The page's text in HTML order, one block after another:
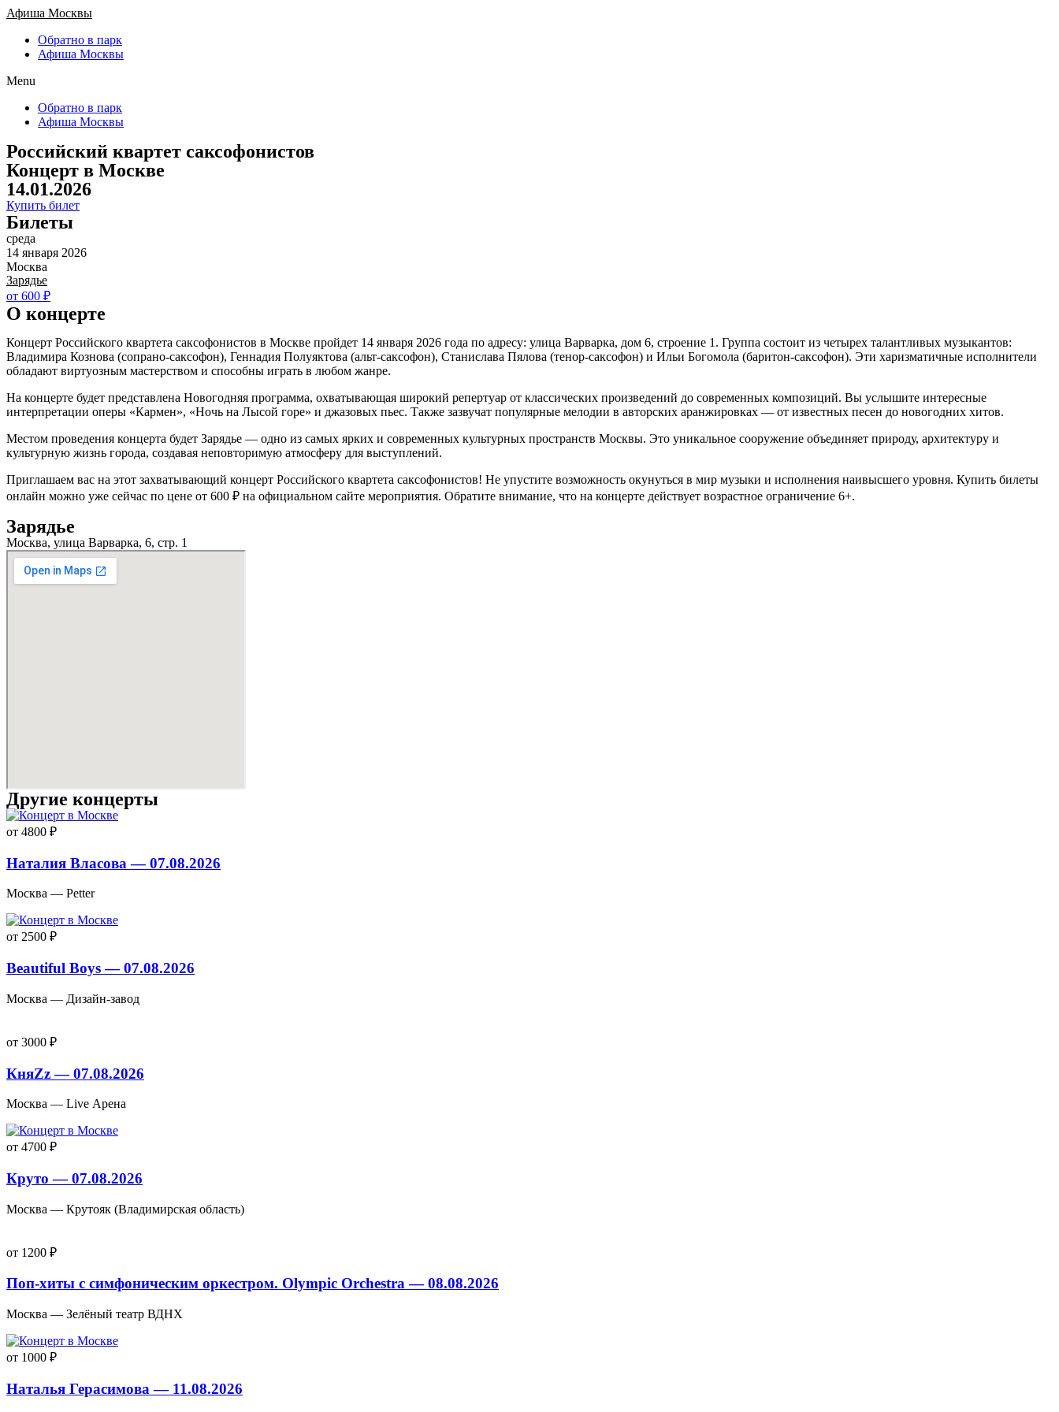
Афиша Москвы
Обратно в парк
Афиша Москвы
Menu
Обратно в парк
Афиша Москвы
Российский квартет саксофонистов
Концерт в Москве
14.01.2026
Купить билет
Билеты
среда
14 января 2026
Москва
Зарядье
от 600 ₽
О концерте
Концерт Российского квартета саксофонистов в Москве пройдет 14 января 2026 года по адресу: улица Варварка, дом 6, строение 1. Группа состоит из четырех талантливых музыкантов:
Владимира Кознова (сопрано-саксофон), Геннадия Полуяктова (альт-саксофон), Станислава Пялова (тенор-саксофон) и Ильи Богомола (баритон-саксофон). Эти харизматичные исполнители
обладают виртуозным мастерством и способны играть в любом жанре.
На концерте будет представлена Новогодняя программа, охватывающая широкий репертуар от классических произведений до современных композиций. Вы услышите интересные
интерпретации оперы «Кармен», «Ночь на Лысой горе» и джазовых пьес. Также зазвучат популярные мелодии в авторских аранжировках — от известных песен до новогодних хитов.
Местом проведения концерта будет Зарядье — одно из самых ярких и современных культурных пространств Москвы. Это уникальное сооружение объединяет природу, архитектуру и
культурную жизнь города, создавая неповторимую атмосферу для выступлений.
Приглашаем вас на этот захватывающий концерт Российского квартета саксофонистов! Не упустите возможность окунуться в мир музыки и исполнения наивысшего уровня. Купить билеты
онлайн можно уже сейчас по цене от 600 ₽ на официальном сайте мероприятия. Обратите внимание, что на концерте действует возрастное ограничение 6+.
Зарядье
Москва, улица Варварка, 6, стр. 1
Другие концерты
от 4800 ₽
Наталия Власова — 07.08.2026
Москва — Petter
от 2500 ₽
Beautiful Boys — 07.08.2026
Москва — Дизайн-завод
от 3000 ₽
КняZz — 07.08.2026
Москва — Live Арена
от 4700 ₽
Круто — 07.08.2026
Москва — Крутояк (Владимирская область)
от 1200 ₽
Поп-хиты с симфоническим оркестром. Olympic Orchestra — 08.08.2026
Москва — Зелёный театр ВДНХ
от 1000 ₽
Наталья Герасимова — 11.08.2026